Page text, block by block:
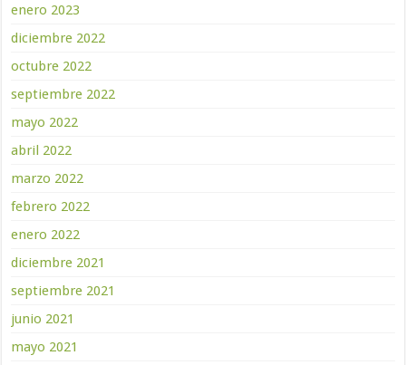
enero 2023
diciembre 2022
octubre 2022
septiembre 2022
mayo 2022
abril 2022
marzo 2022
febrero 2022
enero 2022
diciembre 2021
septiembre 2021
junio 2021
mayo 2021